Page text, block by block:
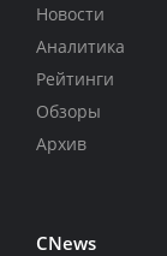
Новости
Аналитика
Рейтинги
Обзоры
Архив
CNews